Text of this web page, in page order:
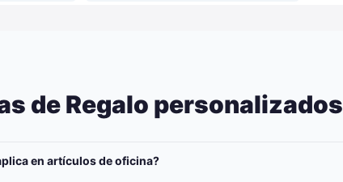
de Regalo personalizados
en artículos de oficina?